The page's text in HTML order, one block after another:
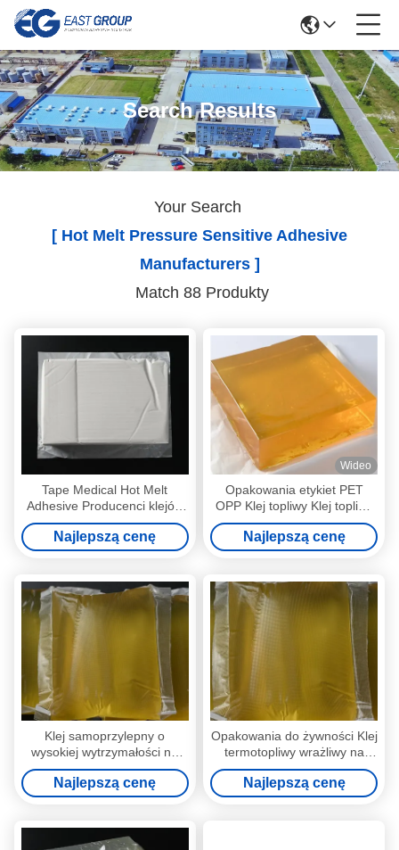
Search Results
Your Search
[ Hot Melt Pressure Sensitive Adhesive
Manufacturers ]
Match 88 Produkty
Tape Medical Hot Melt
Adhesive Producenci klejów
termotopliwych wrażliwych na
nacisk
Najlepszą cenę
Wideo
Opakowania etykiet PET
OPP Klej topliwy Klej topliwy
wrażliwy na nacisk
Najlepszą cenę
Klej samoprzylepny o
wysokiej wytrzymałości na
odrywanie na gorąco klej do
tapet 4253-34-3
Najlepszą cenę
Opakowania do żywności Klej
termotopliwy wrażliwy na
ciśnienie
Bezrozpuszczalnikowy żółty
Najlepszą cenę